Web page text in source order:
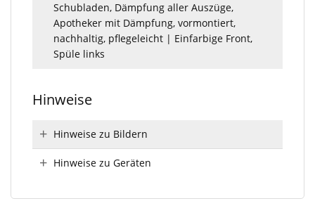
Schubladen, Dämpfung aller Auszüge,
Apotheker mit Dämpfung, vormontiert,
nachhaltig, pflegeleicht | Einfarbige Front,
Spüle links
Hinweise
Hinweise zu Bildern
Hinweise zu Geräten